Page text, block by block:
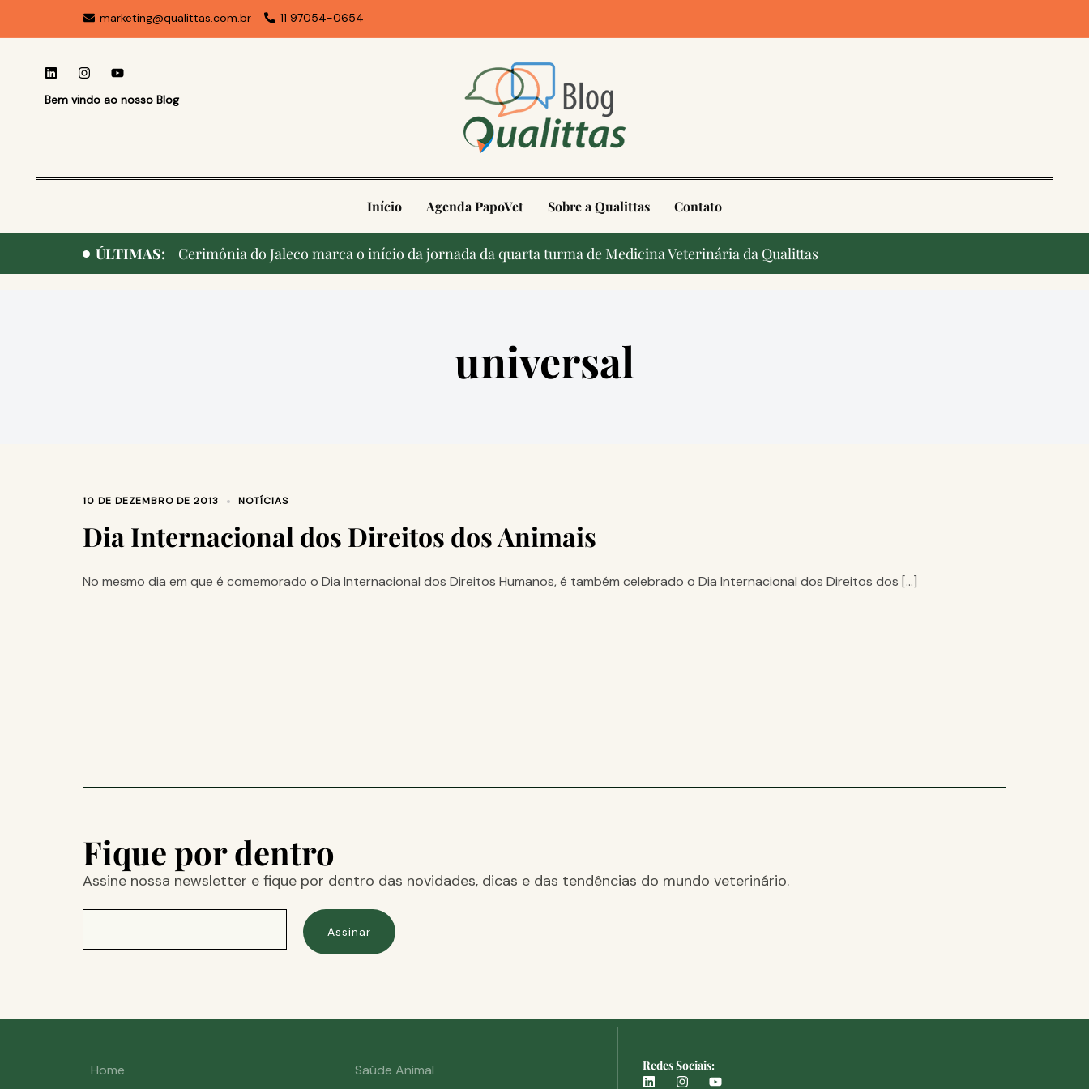
marketing@qualittas.com.br 11 97054-0654
Bem vindo ao nosso Blog
Início Agenda PapoVet Sobre a Qualittas Contato
ÚLTIMAS: Cerimônia do Jaleco marca o início da jornada da quarta turma de Medicina Veterinária da Qualittas
universal
10 DE DEZEMBRO DE 2013 NOTÍCIAS
Dia Internacional dos Direitos dos Animais
No mesmo dia em que é comemorado o Dia Internacional dos Direitos Humanos, é também celebrado o Dia Internacional dos Direitos dos […]
Fique por dentro
Assine nossa newsletter e fique por dentro das novidades, dicas e das tendências do mundo veterinário.
Assinar
Home
Saúde Animal
Redes Sociais: